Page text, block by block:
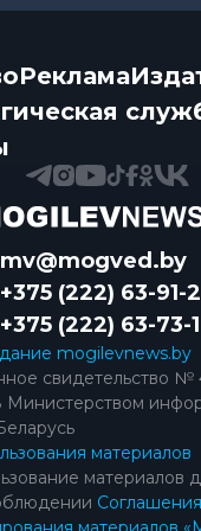
Реклама
mv@mogved.by
+375 (222) 63-91-
+375 (222) 63-73-
mogilevnews.by
свидетельство
Министерством
материалов
материалов
Соглашения